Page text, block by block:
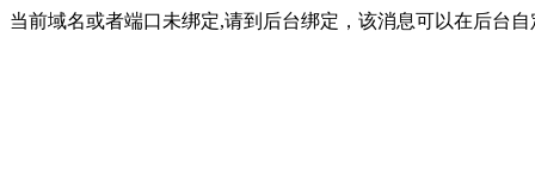
当前域名或者端口未绑定,请到后台绑定，该消息可以在后台自